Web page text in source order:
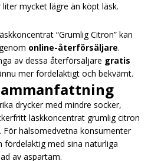
mycket lägre än köpt läsk.
“Grumlig Citron” kan
online-återförsäljare.
av dessa återförsäljare gratis
mer fördelaktigt och bekvämt.
drycker med mindre socker,
läskkoncentrat grumlig citron
hälsomedvetna konsumenter
med sina naturliga
av aspartam.